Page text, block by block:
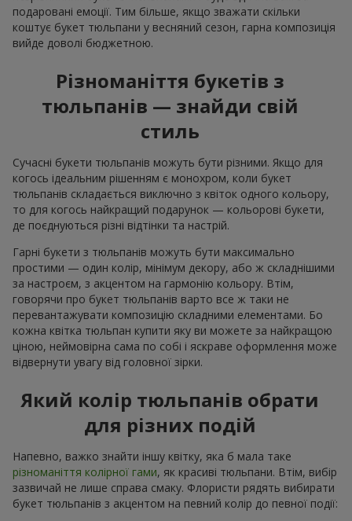
подаровані емоції. Тим більше, якщо зважати скільки
коштує букет тюльпани у весняний сезон, гарна композиція
вийде доволі бюджетною.
Різноманіття букетів з
тюльпанів — знайди свій
стиль
Сучасні букети тюльпанів можуть бути різними. Якщо для
когось ідеальним рішенням є монохром, коли букет
тюльпанів складається виключно з квіток одного кольору,
то для когось найкращий подарунок — кольорові букети,
де поєднуються різні відтінки та настрій.
Гарні букети з тюльпанів можуть бути максимально
простими — один колір, мінімум декору, або ж складнішими
за настроєм, з акцентом на гармонію кольору. Втім,
говорячи про букет тюльпанів варто все ж таки не
перевантажувати композицію складними елементами. Бо
кожна квітка тюльпан купити яку ви можете за найкращою
ціною, неймовірна сама по собі і яскраве оформлення може
відвернути увагу від головної зірки.
Який колір тюльпанів обрати
для різних подій
Напевно, важко знайти іншу квітку, яка б мала таке
різноманіття колірної гами, як красиві тюльпани. Втім, вибір
зазвичай не лише справа смаку. Флористи рядять вибирати
букет тюльпанів з акцентом на певний колір до певної події: